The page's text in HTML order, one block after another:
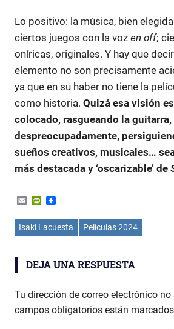
Lo positivo: la música, bien
ciertos juegos con la voz en off;
oníricas, originales. Y hay que
elemento no son precisamente
ya que en su haber no tiene la
como historia. Quizá esa visión
colocado, rasgueando la guitarra,
despreocupadamente,
sueños creativos, musicales…
más destacada y ‘oscarizable’ de
EmailPrintFriendly
Isaki Lacuesta Películas 2024
DEJA UNA RESPUESTA
Tu dirección de correo electrónico
campos obligatorios están